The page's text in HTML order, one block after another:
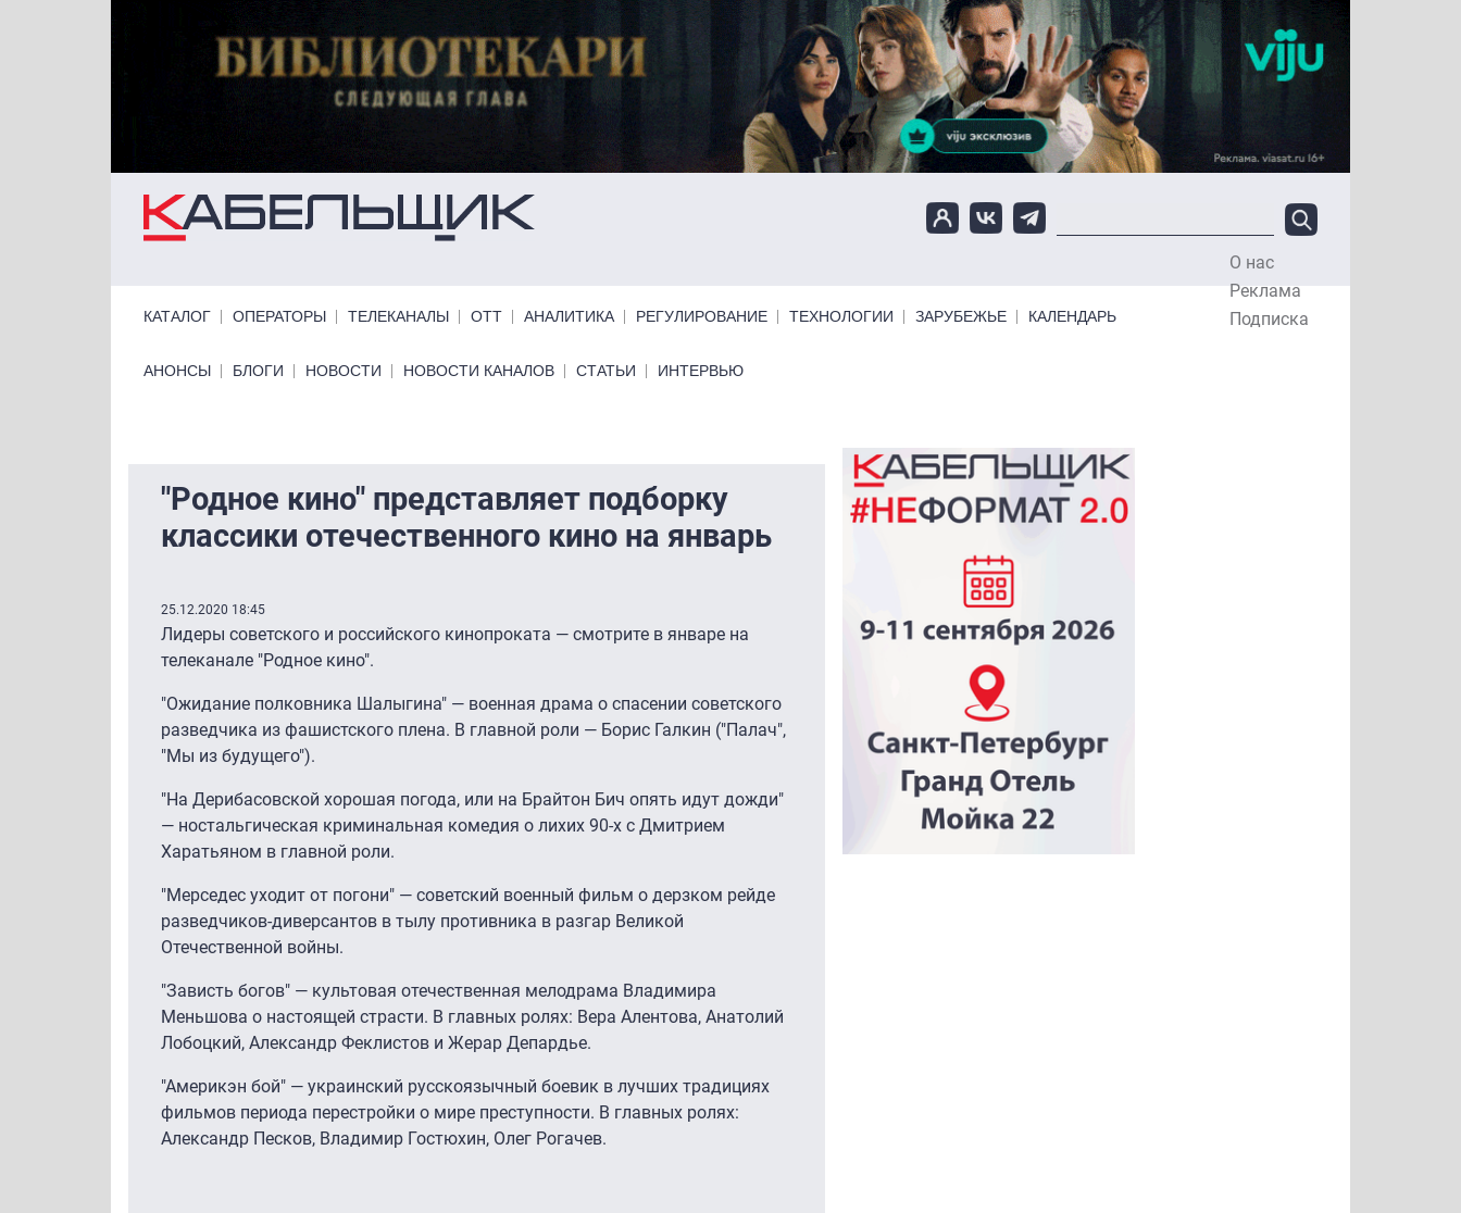
О нас
Реклама
Подписка
КАТАЛОГ ОПЕРАТОРЫ ТЕЛЕКАНАЛЫ ОТТ АНАЛИТИКА РЕГУЛИРОВАНИЕ ТЕХНОЛОГИИ ЗАРУБЕЖЬЕ КАЛЕНДАРЬ
Primary links bottom
АНОНСЫ БЛОГИ НОВОСТИ НОВОСТИ КАНАЛОВ СТАТЬИ ИНТЕРВЬЮ
"Родное кино" представляет подборку
классики отечественного кино на январь
25.12.2020 18:45
Лидеры советского и российского кинопроката — смотрите в январе на
телеканале "Родное кино".
"Ожидание полковника Шалыгина" ― военная драма о спасении советского
разведчика из фашистского плена. В главной роли ― Борис Галкин ("Палач",
"Мы из будущего").
"На Дерибасовской хорошая погода, или на Брайтон Бич опять идут дожди"
― ностальгическая криминальная комедия о лихих 90-х с Дмитрием
Харатьяном в главной роли.
"Мерседес уходит от погони" ― советский военный фильм о дерзком рейде
разведчиков-диверсантов в тылу противника в разгар Великой
Отечественной войны.
"Зависть богов" — культовая отечественная мелодрама Владимира
Меньшова о настоящей страсти. В главных ролях: Вера Алентова, Анатолий
Лобоцкий, Александр Феклистов и Жерар Депардье.
"Америкэн бой" — украинский русскоязычный боевик в лучших традициях
фильмов периода перестройки о мире преступности. В главных ролях:
Александр Песков, Владимир Гостюхин, Олег Рогачев.